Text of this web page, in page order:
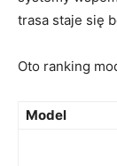
trasa staje się
Oto ranking
Model